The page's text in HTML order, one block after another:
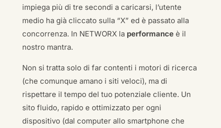
impiega più di tre secondi a caricarsi, l’utente
medio ha già cliccato sulla “X” ed è passato alla
concorrenza. In NETWORX la performanceè il
nostro mantra.
Non si tratta solo di far contenti i motori di ricerca
(che comunque amano i siti veloci), ma di
rispettare il tempo del tuo potenziale cliente. Un
sito fluido, rapido e ottimizzato per ogni
dispositivo (dal computer allo smartphone che